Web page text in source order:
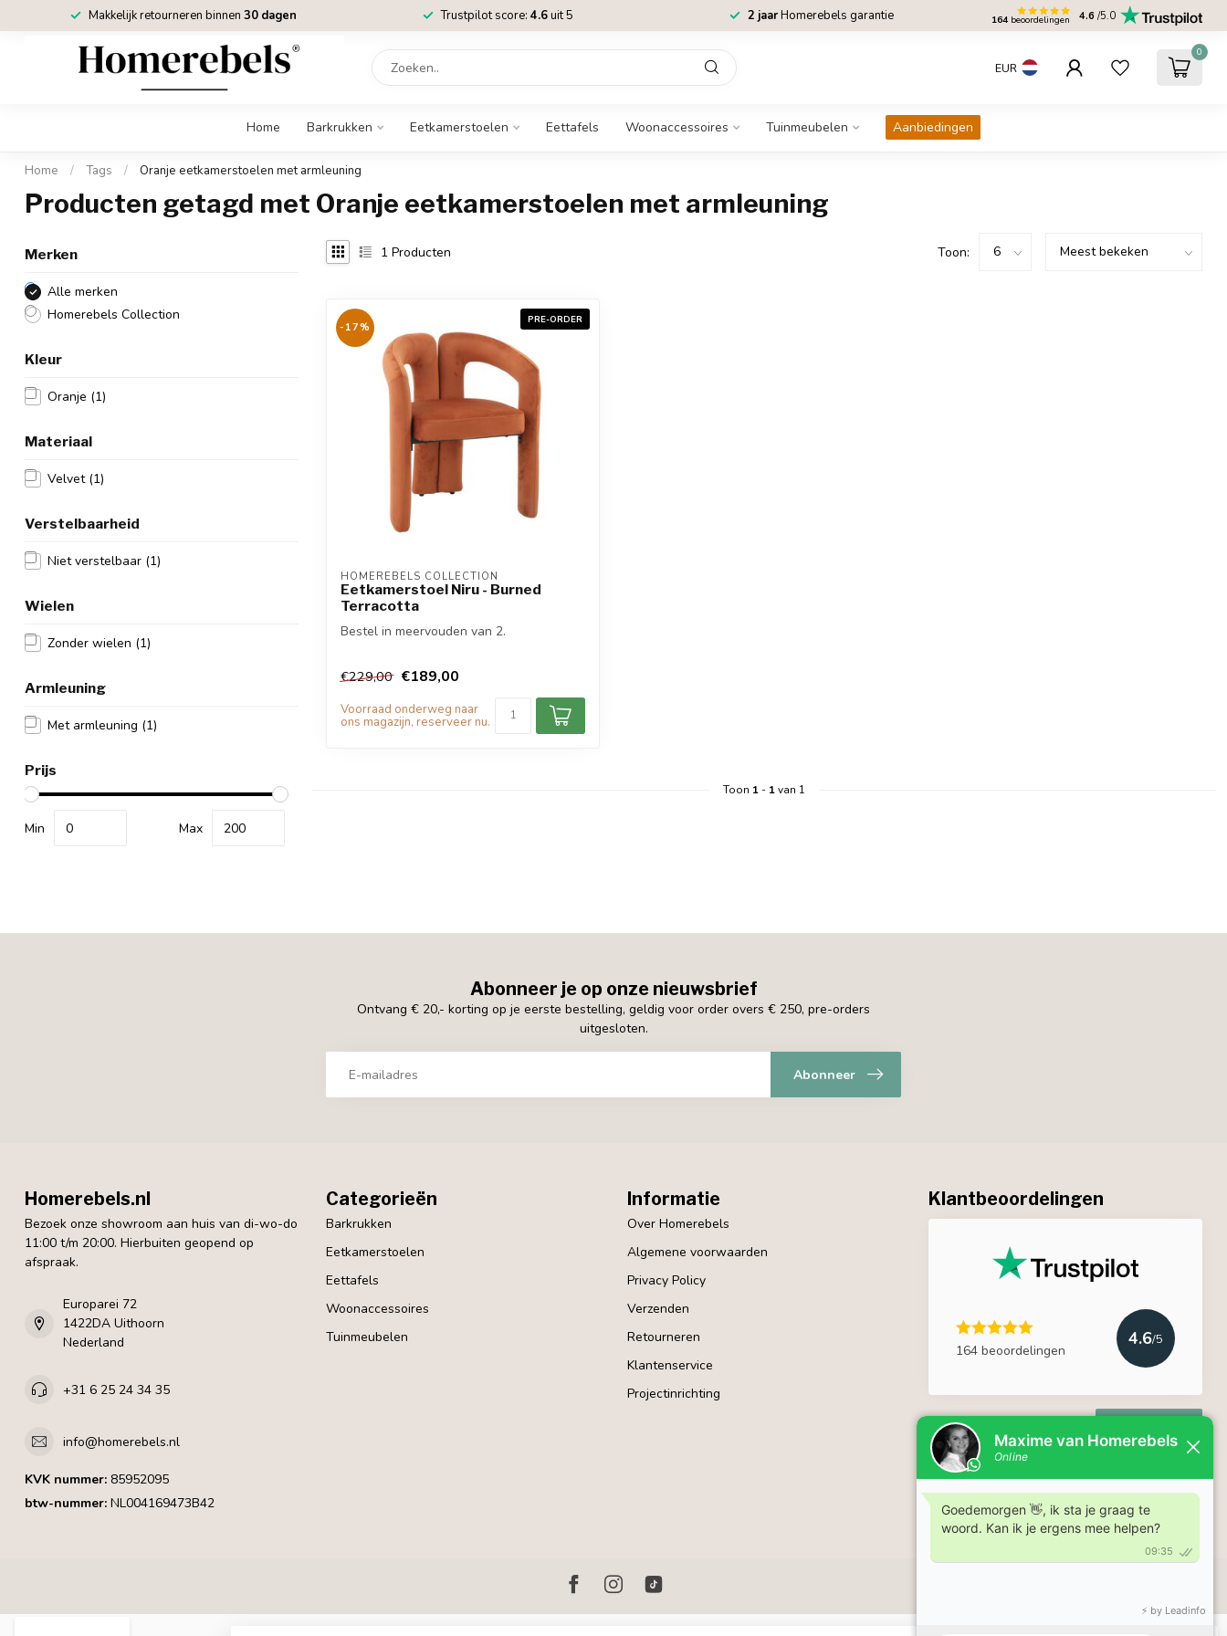
Makkelijk retourneren binnen 30 dagen Trustpilot score: 4.6uit 5 2 jaarHomerebels garantie 164 beoordelingen 4.6 /5.0
EUR
0
Home Barkrukken Eetkamerstoelen Eettafels Woonaccessoires Tuinmeubelen Aanbiedingen
Home / Tags / Oranje eetkamerstoelen met armleuning
Producten getagd met Oranje eetkamerstoelen met armleuning
Merken
Alle merken
Homerebels Collection
Kleur
Oranje (1)
Materiaal
Velvet (1)
Verstelbaarheid
Niet verstelbaar (1)
Wielen
Zonder wielen (1)
Armleuning
Met armleuning (1)
Prijs
Min Max
1 Producten Toon:
PRE-ORDER
-17%
HOMEREBELS COLLECTION
Eetkamerstoel Niru - Burned
Terracotta
Bestel in meervouden van 2.
€229,00 €189,00
Voorraad onderweg naar
ons magazijn, reserveer nu.
Toon 1- 1van 1
Abonneer je op onze nieuwsbrief
Ontvang € 20,- korting op je eerste bestelling, geldig voor order overs € 250, pre-orders
uitgesloten.
Abonneer
Homerebels.nl
Bezoek onze showroom aan huis van di-wo-do
11:00 t/m 20:00. Hierbuiten geopend op
afspraak.
Europarei 72
1422DA Uithoorn
Nederland
+31 6 25 24 34 35
info@homerebels.nl
KVK nummer: 85952095
btw-nummer: NL004169473B42
Categorieën
Barkrukken
Eetkamerstoelen
Eettafels
Woonaccessoires
Tuinmeubelen
Informatie
Over Homerebels
Algemene voorwaarden
Privacy Policy
Verzenden
Retourneren
Klantenservice
Projectinrichting
Klantbeoordelingen
164 beoordelingen
4.6/5